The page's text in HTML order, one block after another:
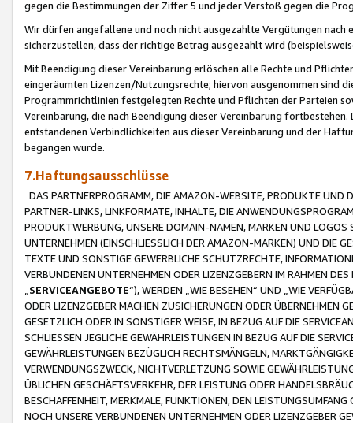
gegen die Bestimmungen der Ziffer 5 und jeder Verstoß gegen die
Wir dürfen angefallene und noch nicht ausgezahlte Vergütungen
sicherzustellen, dass der richtige Betrag ausgezahlt wird
Mit Beendigung dieser Vereinbarung erlöschen alle Rechte und
eingeräumten Lizenzen/Nutzungsrechte; hiervon ausgenommen sind
Programmrichtlinien festgelegten Rechte und Pflichten der Parteien
Vereinbarung, die nach Beendigung dieser Vereinbarung
entstandenen Verbindlichkeiten aus dieser Vereinbarung und der
begangen wurde.
7.Haftungsausschlüsse
DAS PARTNERPROGRAMM, DIE AMAZON-WEBSITE, PRODUKTE UND
PARTNER-LINKS, LINKFORMATE, INHALTE, DIE
PRODUKTWERBUNG, UNSERE DOMAIN-NAMEN, MARKEN UND
UNTERNEHMEN (EINSCHLIESSLICH DER AMAZON-MARKEN) UND DIE
TEXTE UND SONSTIGE GEWERBLICHE SCHUTZRECHTE,
VERBUNDENEN UNTERNEHMEN ODER LIZENZGEBERN IM RAHMEN
SERVICEANGEBOTE“), WERDEN „WIE BESEHEN“ UND „WIE
ODER LIZENZGEBER MACHEN ZUSICHERUNGEN ODER ÜBERNEHMEN
GESETZLICH ODER IN SONSTIGER WEISE, IN BEZUG AUF DIE
SCHLIESSEN JEGLICHE GEWÄHRLEISTUNGEN IN BEZUG AUF DIE
GEWÄHRLEISTUNGEN BEZÜGLICH RECHTSMÄNGELN,
VERWENDUNGSZWECK, NICHTVERLETZUNG SOWIE
ÜBLICHEN GESCHÄFTSVERKEHR, DER LEISTUNG ODER
BESCHAFFENHEIT, MERKMALE, FUNKTIONEN, DEN
NOCH UNSERE VERBUNDENEN UNTERNEHMEN ODER LIZENZGEBER